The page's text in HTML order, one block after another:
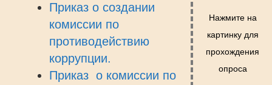
Приказ о создании
комиссии по
противодействию
коррупции.
Приказ о комиссии по
Нажмите на
картинку для
прохождения
опроса